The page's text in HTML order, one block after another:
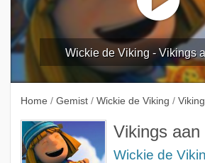
Wickie de Viking - Vikings
Home / Gemist / Wickie de Viking /
Vikings aan
Wickie de